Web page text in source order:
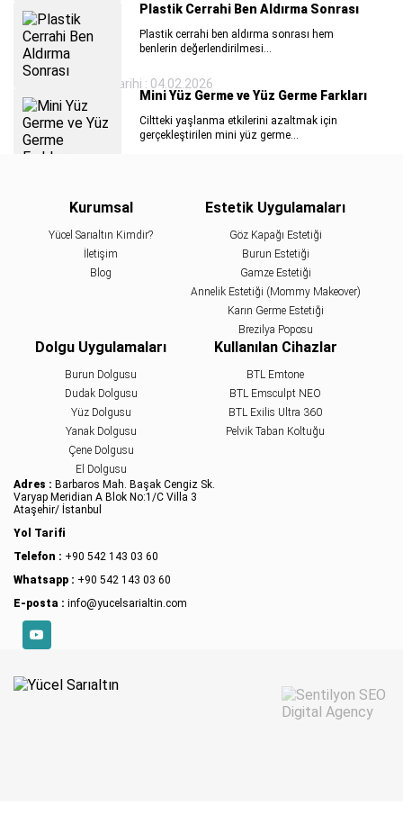
Plastik Cerrahi Ben Aldırma Sonrası
Plastik cerrahi ben aldırma sonrası hem
benlerin değerlendirilmesi...
Mini Yüz Germe ve Yüz Germe Farkları
Ciltteki yaşlanma etkilerini azaltmak için
gerçekleştirilen mini yüz germe...
Gözlerine estetik açıdan hoş bir görünüm
yaptıranlar..
Burun Estetiği Sonrası 1. Ay ve 6. Ay
Burun estetiği sonrası 1. ay ve 6. ay dönemleri,
yüzünüzde meydana gelen...
Yanak İnceltme Yöntemleri
Kadınların ve erkeklerin yüzlerinde daha ince ve
Sıvı Yüz Germe Nedir?
HIFU Yüz Germe Yaptıranların
Yorumları
Son Güncelleme Tarihi : 04.02.2026
Kurumsal
Yücel Sarıaltın Kimdir?
İletişim
Blog
Estetik Uygulamaları
Göz Kapağı Estetiği
Burun Estetiği
Gamze Estetiği
Annelik Estetiği (Mommy Makeover)
Karın Germe Estetiği
Brezilya Poposu
Dolgu Uygulamaları
Burun Dolgusu
Dudak Dolgusu
Yüz Dolgusu
Yanak Dolgusu
Çene Dolgusu
El Dolgusu
Kullanılan Cihazlar
BTL Emtone
BTL Emsculpt NEO
BTL Exilis Ultra 360
Pelvik Taban Koltuğu
Adres : Barbaros Mah. Başak Cengiz Sk.
Varyap Meridian A Blok No:1/C Villa 3
Ataşehir/ İstanbul
Yol Tarifi
Telefon : +90 542 143 03 60
Whatsapp : +90 542 143 03 60
E-posta : info@yucelsarialtin.com
YouTube